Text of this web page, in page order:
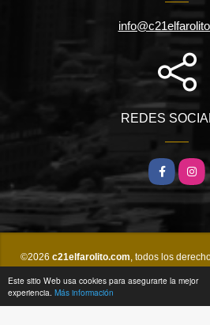
Este sitio Web usa cookies para asegurarte la mejor
experiencia. Más información
REDES
Facebook
©2026 c21elfarolito.com, todos los